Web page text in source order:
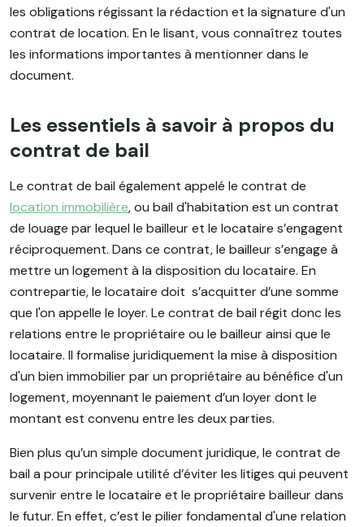
les obligations régissant la rédaction et la signature d'un
contrat de location. En le lisant, vous connaîtrez toutes
les informations importantes à mentionner dans le
document.
Les essentiels à savoir à propos du
contrat de bail
Le contrat de bail également appelé le contrat de
location immobilière, ou bail d'habitation est un contrat
de louage par lequel le bailleur et le locataire s’engagent
réciproquement. Dans ce contrat, le bailleur s’engage à
mettre un logement à la disposition du locataire. En
contrepartie, le locataire doit s’acquitter d’une somme
que l'on appelle le loyer. Le contrat de bail régit donc les
relations entre le propriétaire ou le bailleur ainsi que le
locataire. Il formalise juridiquement la mise à disposition
d'un bien immobilier par un propriétaire au bénéfice d'un
logement, moyennant le paiement d’un loyer dont le
montant est convenu entre les deux parties.
Bien plus qu’un simple document juridique, le contrat de
bail a pour principale utilité d’éviter les litiges qui peuvent
survenir entre le locataire et le propriétaire bailleur dans
le futur. En effet, c’est le pilier fondamental d'une relation